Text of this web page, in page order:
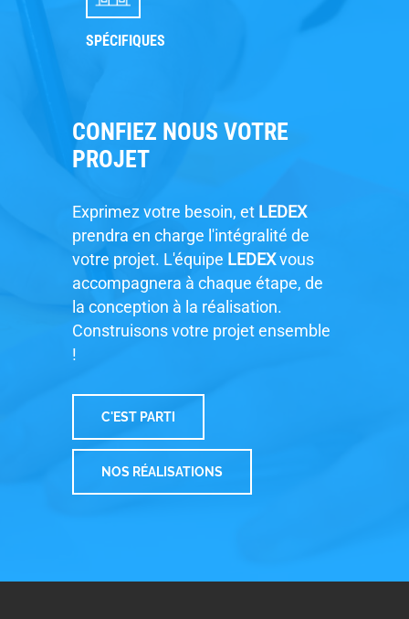
SPÉCIFIQUES
CONFIEZ NOUS VOTRE
PROJET
Exprimez votre besoin, et LEDEX
prendra en charge l'intégralité de
votre projet. L'équipe LEDEXvous
accompagnera à chaque étape, de
la conception à la réalisation.
Construisons votre projet ensemble
!
C'EST PARTI
NOS RÉALISATIONS